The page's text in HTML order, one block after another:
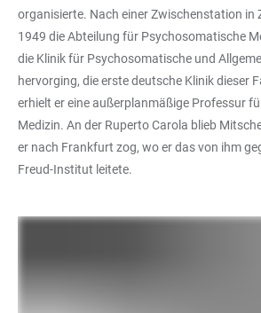
organisierte. Nach einer Zwischenstation in
1949 die Abteilung für Psychosomatische
die Klinik für Psychosomatische und
hervorging, die erste deutsche Klinik dieser
erhielt er eine außerplanmäßige Professur
Medizin. An der Ruperto Carola blieb
er nach Frankfurt zog, wo er das von ihm
Freud-Institut leitete.